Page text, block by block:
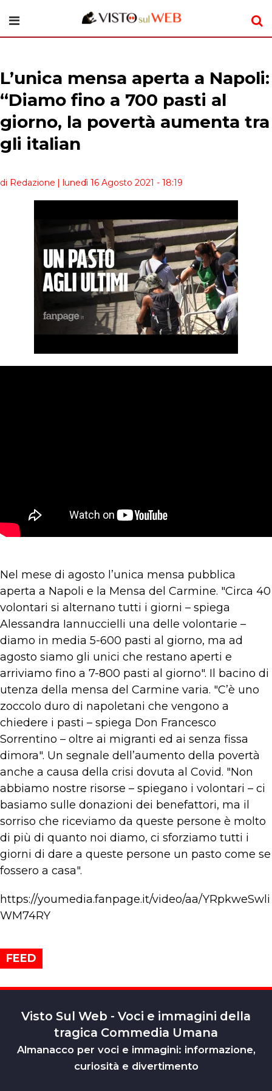
L’unica mensa aperta a Napoli:
“Diamo fino a 700 pasti al
giorno, la povertà aumenta tra
gli italian
di Redazione | lunedì 16 Agosto 2021 - 18:19
Nel mese di agosto l’unica mensa pubblica
aperta a Napoli e la Mensa del Carmine. "Circa 40
volontari si alternano tutti i giorni – spiega
Alessandra Iannuccielli una delle volontarie –
diamo in media 5-600 pasti al giorno, ma ad
agosto siamo gli unici che restano aperti e
arriviamo fino a 7-800 pasti al giorno". Il bacino di
utenza della mensa del Carmine varia. "C’è uno
zoccolo duro di napoletani che vengono a
chiedere i pasti – spiega Don Francesco
Sorrentino – oltre ai migranti ed ai senza fissa
dimora". Un segnale dell’aumento della povertà
anche a causa della crisi dovuta al Covid. "Non
abbiamo nostre risorse – spiegano i volontari – ci
basiamo sulle donazioni dei benefattori, ma il
sorriso che riceviamo da queste persone è molto
di più di quanto noi diamo, ci sforziamo tutti i
giorni di dare a queste persone un pasto come se
fossero a casa".
https://youmedia.fanpage.it/video/aa/YRpkweSwli
WM74RY
FEED
Visto Sul Web - Voci e immagini della
tragica Commedia Umana
Almanacco per voci e immagini: informazione,
curiosità e divertimento